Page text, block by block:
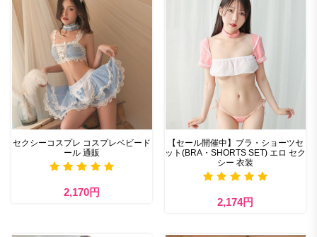
セクシーコスプレ コスプレベビード
ール 通販
2,170円
【セール開催中】ブラ・ショーツセ
ット(BRA・SHORTS SET) エロ セク
シー 衣装
2,174円